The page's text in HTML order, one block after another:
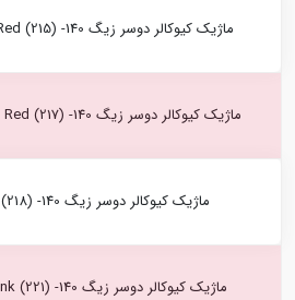
ماژیک کیوکالر دوسر زیگ Scarlet Red (215) -140
ماژیک کیوکالر دوسر زیگ Cadmium Red (217) -140
ماژیک کیوکالر دوسر زیگ Red (218) -140
ماژیک کیوکالر دوسر زیگ Light Pink (221) -140